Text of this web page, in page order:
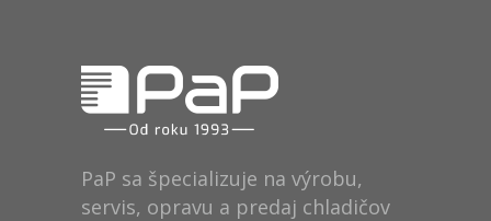
PaP sa špecializuje na výrobu,
servis, opravu a predaj chladičov